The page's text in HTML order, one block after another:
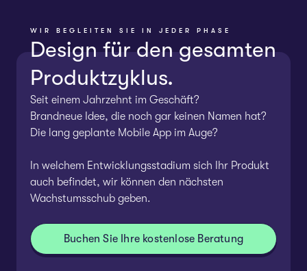
WIR BEGLEITEN SIE IN JEDER PHASE
Design für den gesamten
Produktzyklus.
Seit einem Jahrzehnt im Geschäft?
Brandneue Idee, die noch gar keinen Namen hat?
Die lang geplante Mobile App im Auge?
In welchem Entwicklungsstadium sich Ihr Produkt
auch befindet, wir können den nächsten
Wachstumsschub geben.
Buchen Sie Ihre kostenlose Beratung